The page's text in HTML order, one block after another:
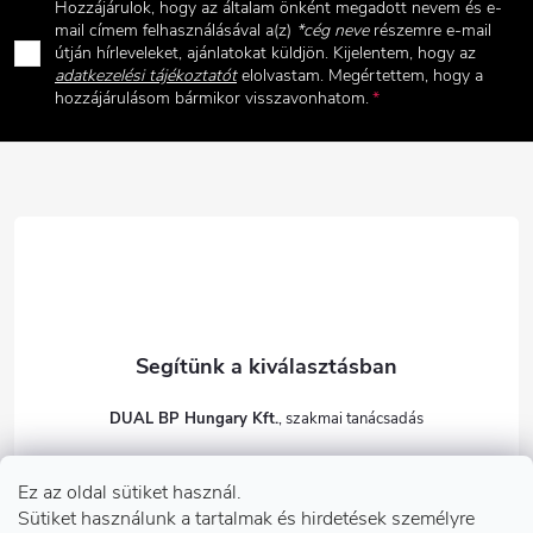
Ez az oldal sütiket használ.
Sütiket használunk a tartalmak és hirdetések személyre
b
é
Hozzájárulok, hogy az általam önként megadott nevem és e-
mail címem felhasználásával a(z) *cég neverészemre e-mail
útján hírleveleket, ajánlatokat küldjön. Kijelentem, hogy az
adatkezelési tájékoztatót elolvastam. Megértettem, hogy a
hozzájárulásom bármikor visszavonhatom.
DUAL BP Hungary Kft.
dualbp.hu